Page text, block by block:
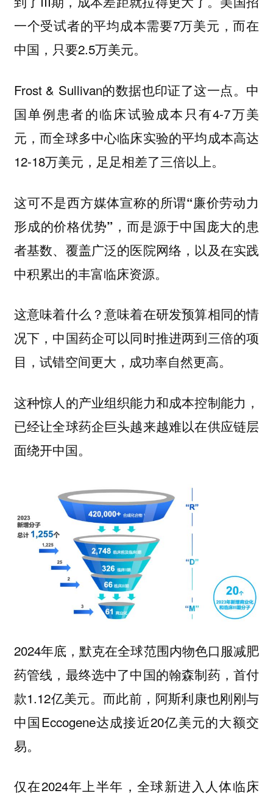
一个受试者的平均成本需要7万美元，而在
中国，只要2.5万美元。
Frost & Sullivan的数据也印证了这一点。中
国单例患者的临床试验成本只有4-7万美
元，而全球多中心临床实验的平均成本高达
12-18万美元，足足相差了三倍以上。
这可不是西方媒体宣称的所谓“廉价劳动力
形成的价格优势”，而是源于中国庞大的患
者基数、覆盖广泛的医院网络，以及在实践
中积累出的丰富临床资源。
这意味着什么？意味着在研发预算相同的情
况下，中国药企可以同时推进两到三倍的项
目，试错空间更大，成功率自然更高。
这种惊人的产业组织能力和成本控制能力，
已经让全球药企巨头越来越难以在供应链层
面绕开中国。
2024年底，默克在全球范围内物色口服减肥
药管线，最终选中了中国的翰森制药，首付
款1.12亿美元。而此前，阿斯利康也刚刚与
中国Eccogene达成接近20亿美元的大额交
易。
仅在2024年上半年，全球新进入人体临床